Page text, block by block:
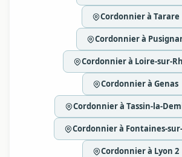
Cordonnier à Tarare
Cordonnier à
Cordonnier à Loire-sur-
Cordonnier à Genas
Cordonnier à Tassin-la-
Cordonnier à Fontaines-
Cordonnier à Lyon 2